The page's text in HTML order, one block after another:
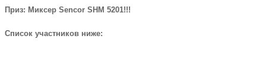
Приз: Миксер Sencor SHM 5201!!!
Список участников ниже: